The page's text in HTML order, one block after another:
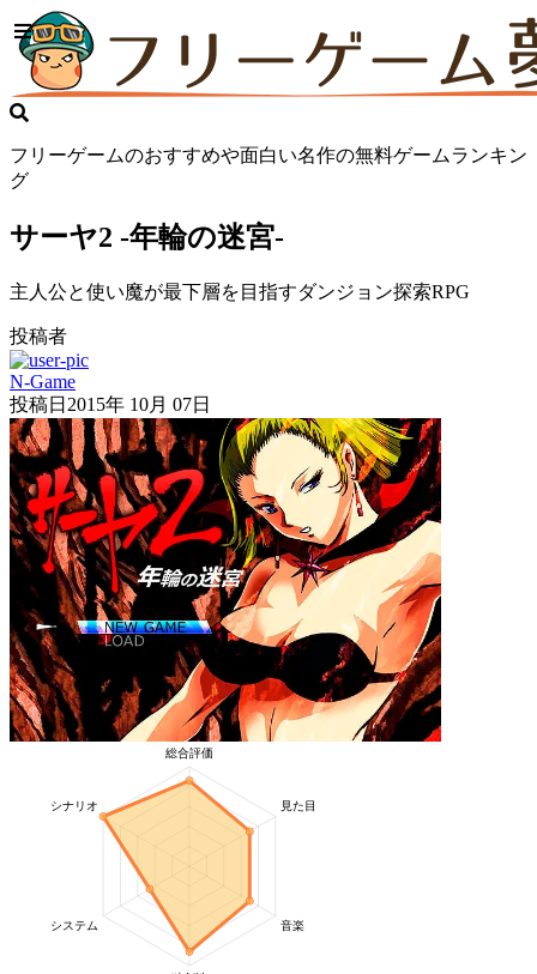
フリーゲームのおすすめや面白い名作の無料ゲームランキン
グ
サーヤ2 -年輪の迷宮-
主人公と使い魔が最下層を目指すダンジョン探索RPG
投稿者
N-Game
投稿日 2015年 10月 07日